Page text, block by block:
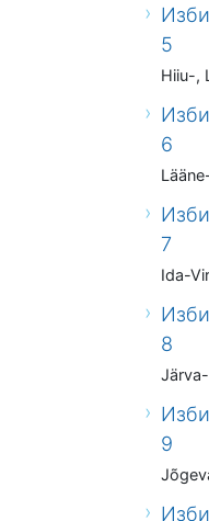
5
Hiiu-,
6
7
Ida-
8
9